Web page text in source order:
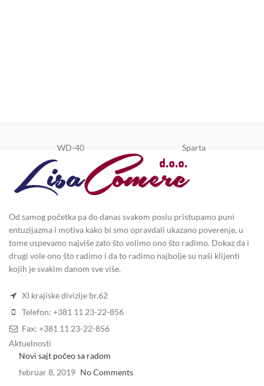
WD-40 Sparta
Od samog početka pa do danas svakom poslu pristupamo puni
entuzijazma i motiva kako bi smo opravdali ukazano poverenje, u
tome uspevamo najviše zato što volimo ono što radimo. Dokaz da i
drugi vole ono što radimo i da to radimo najbolje su naši klijenti
kojih je svakim danom sve više.
XI krajiske divizije br.62
Telefon: +381 11 23-22-856
Fax: +381 11 23-22-856
Aktuelnosti
Novi sajt počeo sa radom
februar 8, 2019 No Comments